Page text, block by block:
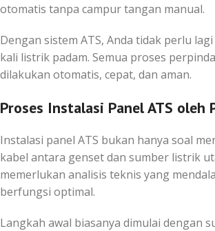
otomatis tanpa campur tangan manual.
Dengan sistem ATS, Anda tidak perlu
kali listrik padam. Semua proses
dilakukan otomatis, cepat, dan aman.
Proses Instalasi Panel ATS oleh
Instalasi panel ATS bukan hanya soal
kabel antara genset dan sumber listrik
memerlukan analisis teknis yang
berfungsi optimal.
Langkah awal biasanya dimulai dengan